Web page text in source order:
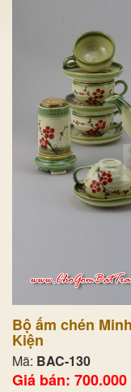
Bộ ấm chén
Kiện
Mã: BAC-130
Giá bán: